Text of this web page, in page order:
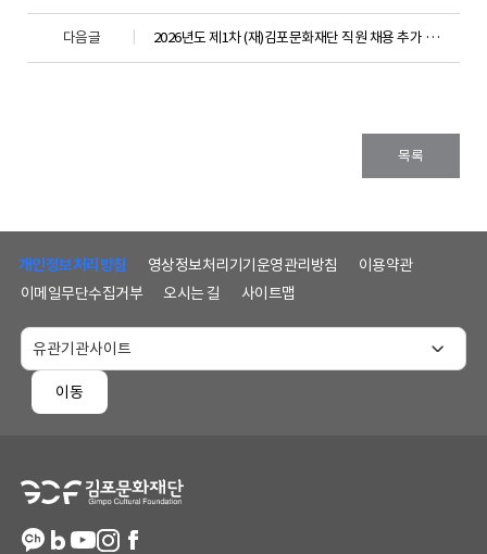
다음글 2026년도 제1차 (재)김포문화재단 직원 채용 추가 합격자 공고
목록
개인정보처리방침 영상정보처리기기운영관리방침
이용약관
이메일무단수집거부
오시는 길 사이트맵
이동